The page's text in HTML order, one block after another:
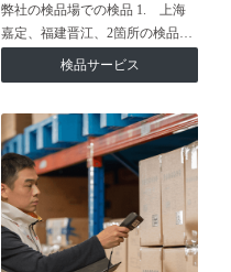
弊社の検品場での検品 1. 上海
嘉定、福建晋江、2箇所の検品…
検品サービス